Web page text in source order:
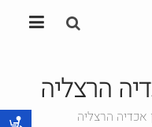
הרצליה
אכדיה הרצליה